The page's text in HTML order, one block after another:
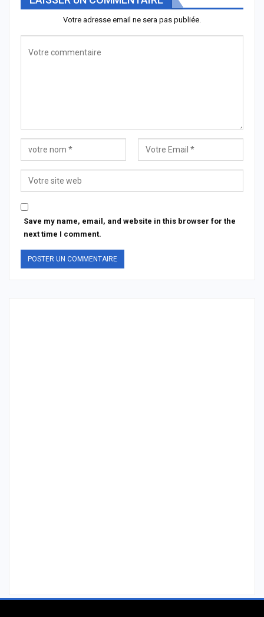
Votre adresse email ne sera pas publiée.
Save my name, email, and website in this browser for the
next time I comment.